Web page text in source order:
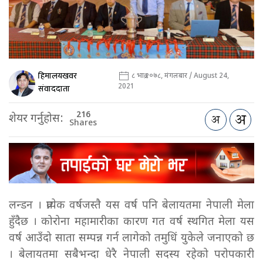
हिमालयखवर
संवाददाता
८ भाद्र २०७८, मंगलबार / August 24,
2021
शेयर गर्नुहोस: 216
Shares
लन्डन । प्रत्येक वर्षजस्तै यस वर्ष पनि बेलायतमा नेपाली मेला
हुँदैछ । कोरोना महामारीका कारण गत वर्ष स्थगित मेला यस
वर्ष आउँदो साता सम्पन्न गर्न लागेको तमुधिं युकेले जनाएको छ
। बेलायतमा सबैभन्दा धेरै नेपाली सदस्य रहेको परोपकारी